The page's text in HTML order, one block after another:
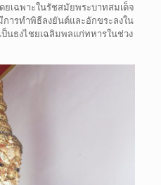
เฉพาะในรัชสมัยพระบาทสมเด็จ
การทำพิธีลงยันต์และอักขระลงใน
นธงไชยเฉลิมพลแก่ทหารในช่วง